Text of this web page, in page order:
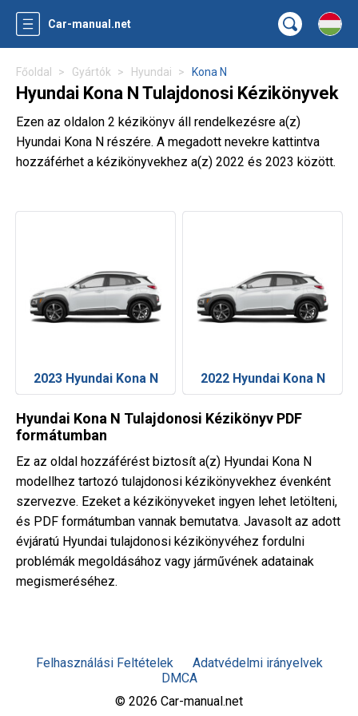
Car-manual.net
Főoldal Gyártók Hyundai Kona N
Hyundai Kona N Tulajdonosi Kézikönyvek
Ezen az oldalon 2 kézikönyv áll rendelkezésre a(z)
Hyundai Kona N részére. A megadott nevekre kattintva
hozzáférhet a kézikönyvekhez a(z) 2022 és 2023 között.
2023 Hyundai Kona N 2022 Hyundai Kona N
Hyundai Kona N Tulajdonosi Kézikönyv PDF
formátumban
Ez az oldal hozzáférést biztosít a(z) Hyundai Kona N
modellhez tartozó tulajdonosi kézikönyvekhez évenként
szervezve. Ezeket a kézikönyveket ingyen lehet letölteni,
és PDF formátumban vannak bemutatva. Javasolt az adott
évjáratú Hyundai tulajdonosi kézikönyvéhez fordulni
problémák megoldásához vagy járművének adatainak
megismeréséhez.
Felhasználási Feltételek
Adatvédelmi irányelvek
DMCA
© 2026 Car-manual.net